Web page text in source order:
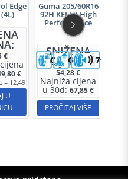
Edge
€
€
= 12,49
U
Guma 205/60R16
92H KELLY High
Performance
SNIŽENA
CIJENA:
54,28€
Najniža cijena
u 30d: 67,85€
C C 71dB
PROČITAJ VIŠE